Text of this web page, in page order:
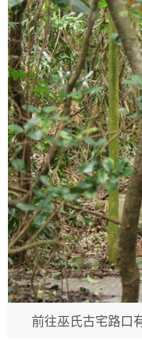
前往巫氏古宅路口